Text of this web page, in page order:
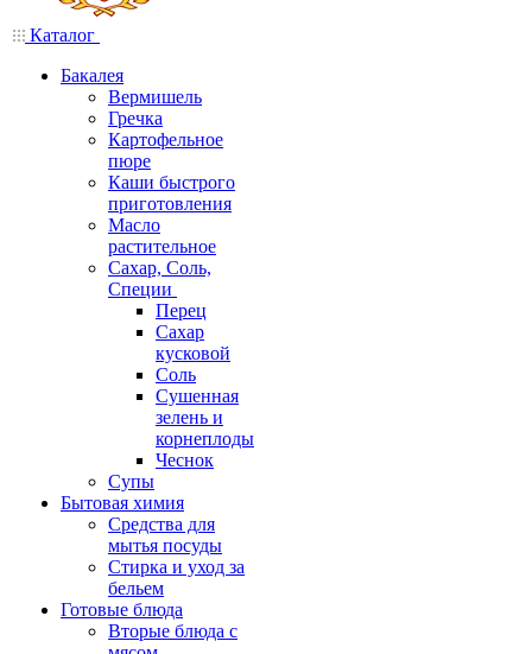
Каталог
Бакалея
Вермишель
Гречка
Картофельное
пюре
Каши быстрого
приготовления
Масло
растительное
Сахар, Соль,
Специи
Перец
Сахар
кусковой
Соль
Сушенная
зелень и
корнеплоды
Чеснок
Супы
Бытовая химия
Средства для
мытья посуды
Стирка и уход за
бельем
Готовые блюда
Вторые блюда с